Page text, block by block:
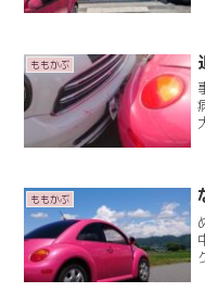
ももかぶ
ももかぶ